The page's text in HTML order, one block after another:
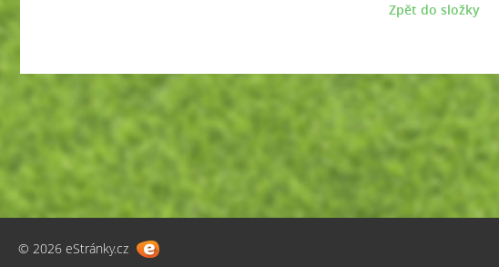
Zpět do složky
© 2026 eStránky.cz